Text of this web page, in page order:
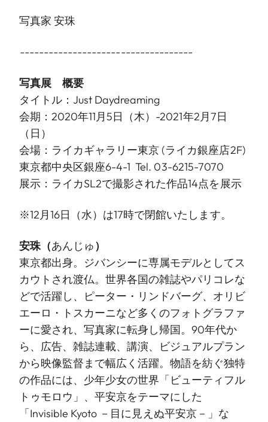
写真家 安珠
------------------------------------
写真展 概要
タイトル：Just Daydreaming
会期：2020年11月5日（木）-2021年2月7日
（日）
会場：ライカギャラリー東京 (ライカ銀座店2F)
東京都中央区銀座6-4-1 Tel. 03-6215-7070
展示：ライカSL2で撮影された作品14点を展示
※12月16日（水）は17時で閉館いたします。
安珠（あんじゅ）
東京都出身。ジバンシーに専属モデルとしてス
カウトされ渡仏。世界各国の雑誌やパリコレな
どで活躍し、ピーター・リンドバーグ、オリビ
エーロ・トスカーニなど多くのフォトグラファ
ーに愛され、写真家に転身し帰国。90年代か
ら、広告、雑誌連載、講演、ビジュアルプラン
から映像監督まで幅広く活躍。物語を紡ぐ独特
の作品には、少年少女の世界「ビューティフル
トゥモロウ」、平安京をテーマにした
「Invisible Kyoto －目に見えぬ平安京－」な